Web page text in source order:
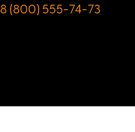
8 (800) 555-74-73